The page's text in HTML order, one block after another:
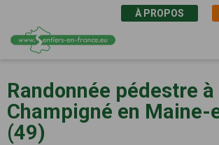
au
contenu
principal
À PROPOS
Randonnée pédestre à
Champigné en Maine-
(49)